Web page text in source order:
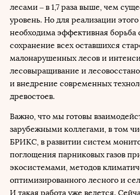
лесами – в 1,7 раза выше, чем
уровень. Но для реализации
необходима эффективная борьба
сохранение всех оставшихся
малонарушенных лесов и
лесовыращивание и
и внедрение современных
древостоев.
Важно, что мы готовы
зарубежными коллегами, в том
БРИКС, в развитии систем
поглощения парниковых газов
экосистемами, методов
оптимизированного лесного и
И такая работа уже ведется.